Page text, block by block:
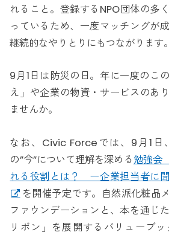
れること。登録するNPO団体の多
っているため、一度マッチングが
継続的なやりとりにもつながります。
9月1日は防災の日。年に一度のこ
え」や企業の物資・サービスのあ
ませんか。
なお、Civic Forceでは、9月1日
の”今”について理解を深める勉強会
れる役割とは？ ー企業担当者に聞
を開催予定です。自然派化粧品
ファウンデーションと、本を通じ
リボン」を展開するバリューブ